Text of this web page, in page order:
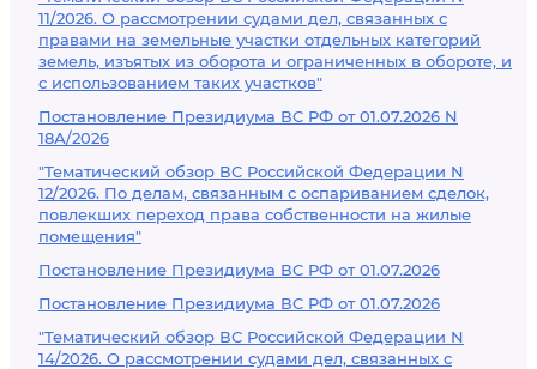
11/2026. О рассмотрении судами дел, связанных с
правами на земельные участки отдельных категорий
земель, изъятых из оборота и ограниченных в обороте, и
с использованием таких участков"
Постановление Президиума ВС РФ от 01.07.2026 N
18А/2026
"Тематический обзор ВС Российской Федерации N
12/2026. По делам, связанным с оспариванием сделок,
повлекших переход права собственности на жилые
помещения"
Постановление Президиума ВС РФ от 01.07.2026
Постановление Президиума ВС РФ от 01.07.2026
"Тематический обзор ВС Российской Федерации N
14/2026. О рассмотрении судами дел, связанных с